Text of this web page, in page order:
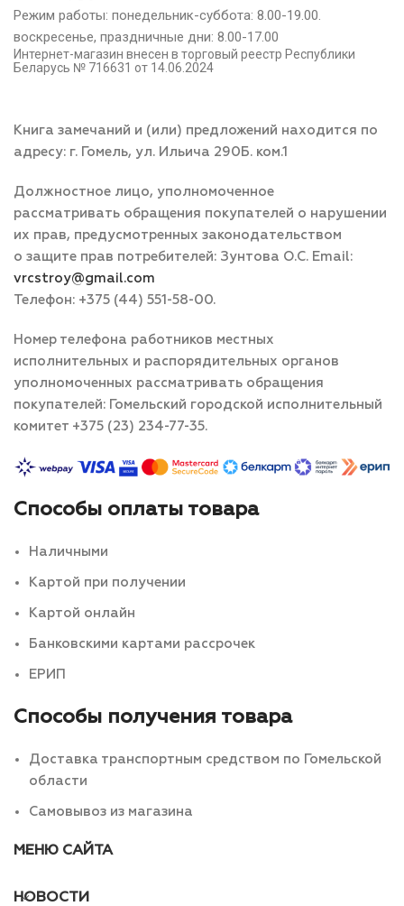
Режим работы: понедельник-суббота: 8.00-19.00.
воскресенье, праздничные дни: 8.00-17.00
Интернет-магазин внесен в торговый реестр Республики
Беларусь № 716631 от 14.06.2024
Книга замечаний и (или) предложений находится по
адресу: г. Гомель, ул. Ильича 290Б. ком.1
Должностное лицо, уполномоченное
рассматривать обращения покупателей о нарушении
их прав, предусмотренных законодательством
о защите прав потребителей: Зунтова О.С. Email:
vrcstroy@gmail.com
Телефон: +375 (44) 551-58-00.
Номер телефона работников местных
исполнительных и распорядительных органов
уполномоченных рассматривать обращения
покупателей: Гомельский городской исполнительный
комитет +375 (23) 234-77-35.
Способы оплаты товара
Наличными
Картой при получении
Картой онлайн
Банковскими картами рассрочек
ЕРИП
Способы получения товара
Доставка транспортным средством по Гомельской
области
Самовывоз из магазина
МЕНЮ САЙТА
НОВОСТИ